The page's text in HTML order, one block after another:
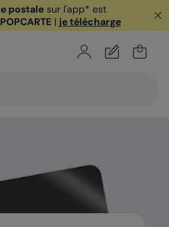
postale sur l'app* est
POPCARTE| je télécharge